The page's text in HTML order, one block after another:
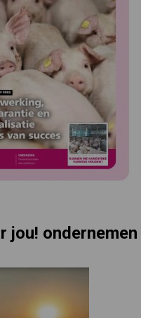
jou! ondernemen